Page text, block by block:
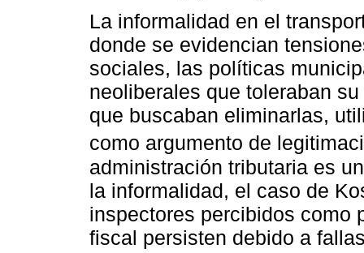
La informalidad en el
donde se evidencian
sociales, las políticas
neoliberales que toleraban
que buscaban eliminarlas,
como argumento de
administración tributaria es
la informalidad, el caso de
inspectores percibidos como
fiscal persisten debido a